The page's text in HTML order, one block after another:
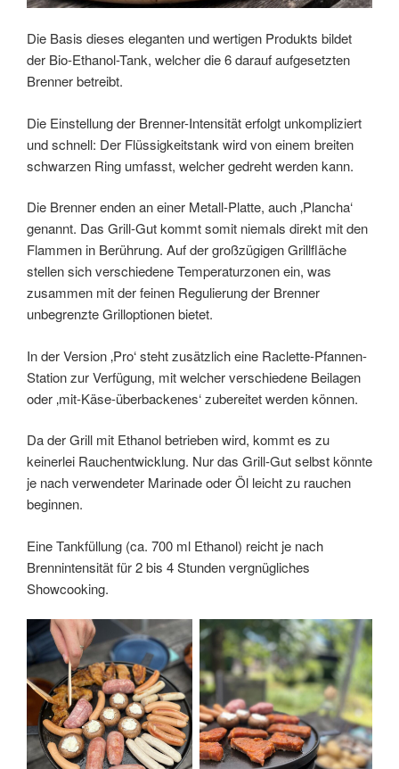
Die Basis dieses eleganten und wertigen Produkts bildet
der Bio-Ethanol-Tank, welcher die 6 darauf aufgesetzten
Brenner betreibt.
Die Einstellung der Brenner-Intensität erfolgt unkompliziert
und schnell: Der Flüssigkeitstank wird von einem breiten
schwarzen Ring umfasst, welcher gedreht werden kann.
Die Brenner enden an einer Metall-Platte, auch ‚Plancha‘
genannt. Das Grill-Gut kommt somit niemals direkt mit den
Flammen in Berührung. Auf der großzügigen Grillfläche
stellen sich verschiedene Temperaturzonen ein, was
zusammen mit der feinen Regulierung der Brenner
unbegrenzte Grilloptionen bietet.
In der Version ‚Pro‘ steht zusätzlich eine Raclette-Pfannen-
Station zur Verfügung, mit welcher verschiedene Beilagen
oder ‚mit-Käse-überbackenes‘ zubereitet werden können.
Da der Grill mit Ethanol betrieben wird, kommt es zu
keinerlei Rauchentwicklung. Nur das Grill-Gut selbst könnte
je nach verwendeter Marinade oder Öl leicht zu rauchen
beginnen.
Eine Tankfüllung (ca. 700 ml Ethanol) reicht je nach
Brennintensität für 2 bis 4 Stunden vergnügliches
Showcooking.